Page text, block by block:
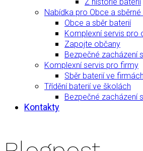
Nabídka pro Obce a
Obce a sběr baterií
Komplexní servis pro
Zapojte občany
Bezpečné zacházení
Komplexní servis pro firmy
Sběr baterií ve
Třídění baterií ve školách
Bezpečné zacházení
Kontakty